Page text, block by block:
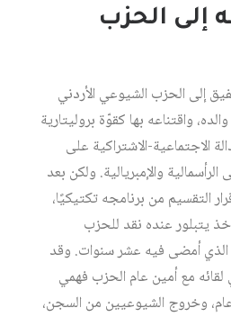
إلى الحزب
إلى الحزب الشيوعي الأردني
واقتناعه بها كقوّة بروليتارية
الاجتماعية-الاشتراكية على
والإمبريالية. ولكن بعد
التقسيم من برنامجه تكتيكيًا،
يتبلور عنده نقد للحزب
أمضى فيه عشر سنوات. وقد
مع أمين عام الحزب فهمي
وخروج الشيوعيين من السجن،